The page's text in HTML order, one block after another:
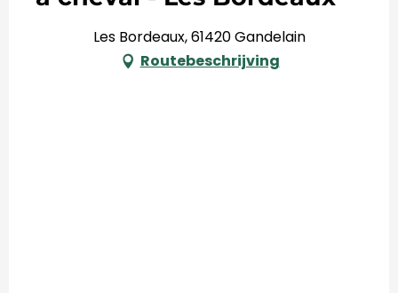
Les Bordeaux, 61420 Gandelain
Routebeschrijving